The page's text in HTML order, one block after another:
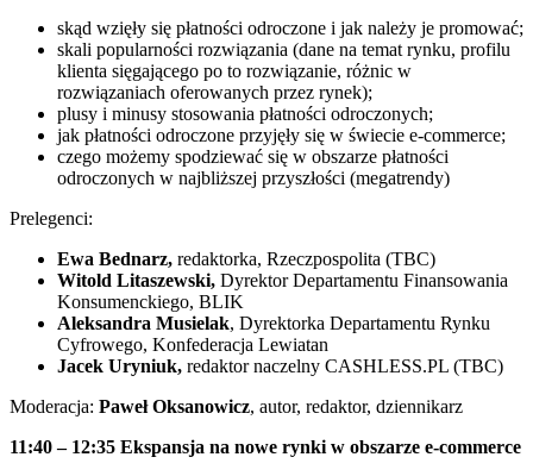
skąd wzięły się płatności odroczone i jak należy je promować;
skali popularności rozwiązania (dane na temat rynku, profilu
klienta sięgającego po to rozwiązanie, różnic w
rozwiązaniach oferowanych przez rynek);
plusy i minusy stosowania płatności odroczonych;
jak płatności odroczone przyjęły się w świecie e-commerce;
czego możemy spodziewać się w obszarze płatności
odroczonych w najbliższej przyszłości (megatrendy)
Prelegenci:
Ewa Bednarz, redaktorka, Rzeczpospolita (TBC)
Witold Litaszewski, Dyrektor Departamentu Finansowania
Konsumenckiego, BLIK
Aleksandra Musielak, Dyrektorka Departamentu Rynku
Cyfrowego, Konfederacja Lewiatan
Jacek Uryniuk, redaktor naczelny CASHLESS.PL (TBC)
Moderacja: Paweł Oksanowicz, autor, redaktor, dziennikarz
11:40 – 12:35 Ekspansja na nowe rynki w obszarze e-commerce